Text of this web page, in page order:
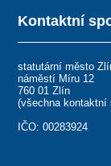
Kontaktní
statutární město
náměstí Míru 12
760 01 Zlín
(všechna kontaktní
IČO: 00283924